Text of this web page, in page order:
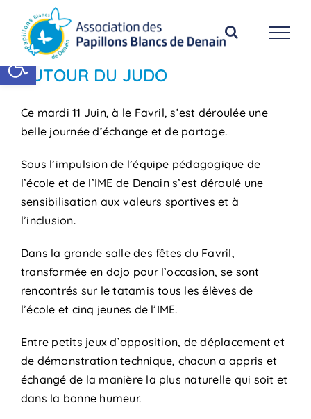
Ouvrir la barre d’outils
contenu
AUTOUR DU JUDO
Ce mardi 11 Juin, à le Favril, s’est déroulée une
belle journée d’échange et de partage.
Sous l’impulsion de l’équipe pédagogique de
l’école et de l’IME de Denain s’est déroulé une
sensibilisation aux valeurs sportives et à
l’inclusion.
Dans la grande salle des fêtes du Favril,
transformée en dojo pour l’occasion, se sont
rencontrés sur le tatamis tous les élèves de
l’école et cinq jeunes de l’IME.
Entre petits jeux d’opposition, de déplacement et
de démonstration technique, chacun a appris et
échangé de la manière la plus naturelle qui soit et
dans la bonne humeur.